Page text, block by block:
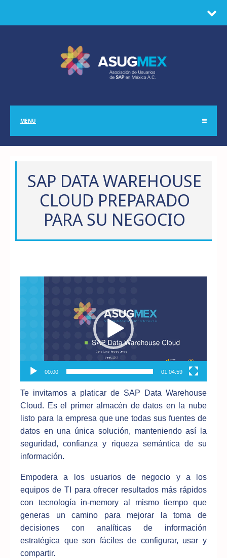
MENU
SAP DATA WAREHOUSE
CLOUD PREPARADO
PARA SU NEGOCIO
00:00 01:04:59
Te invitamos a platicar de SAP Data Warehouse
Cloud. Es el primer almacén de datos en la nube
listo para la empresa que une todas sus fuentes de
datos en una única solución, manteniendo así la
seguridad, confianza y riqueza semántica de su
información.
Empodera a los usuarios de negocio y a los
equipos de TI para ofrecer resultados más rápidos
con tecnología in-memory al mismo tiempo que
generas un camino para mejorar la toma de
decisiones con analíticas de información
estratégica que son fáciles de configurar, usar y
compartir.